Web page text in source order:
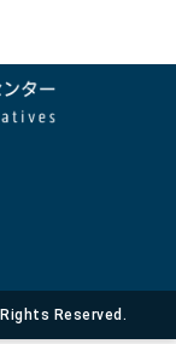
Reserved.